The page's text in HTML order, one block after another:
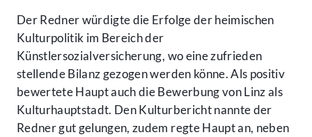
Der Redner würdigte die Erfolge der heimischen
Kulturpolitik im Bereich der
Künstlersozialversicherung, wo eine zufrieden
stellende Bilanz gezogen werden könne. Als positiv
bewertete Haupt auch die Bewerbung von Linz als
Kulturhauptstadt. Den Kulturbericht nannte der
Redner gut gelungen, zudem regte Haupt an, neben